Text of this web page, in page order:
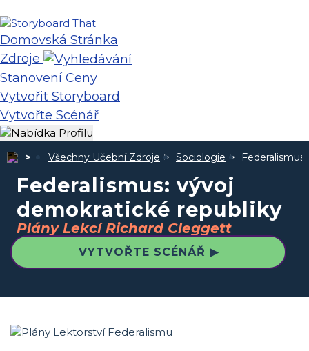
Domovská Stránka
Zdroje
Stanovení Ceny
Vytvořit Storyboard
Vytvořte Scénář
Všechny Učební Zdroje Sociologie
Federalismus: vývoj
demokratické republiky
Plány Lekcí Richard Cleggett
VYTVOŘTE SCÉNÁŘ ▶